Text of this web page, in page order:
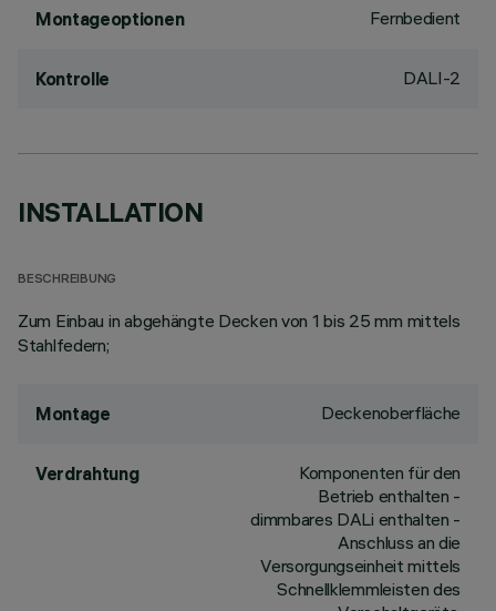
Montageoptionen Fernbedient
Kontrolle DALI-2
INSTALLATION
BESCHREIBUNG
Zum Einbau in abgehängte Decken von 1 bis 25 mm mittels
Stahlfedern;
Montage Deckenoberfläche
Verdrahtung
Komponenten für den
Betrieb enthalten -
dimmbares DALi enthalten -
Anschluss an die
Versorgungseinheit mittels
Schnellklemmleisten des